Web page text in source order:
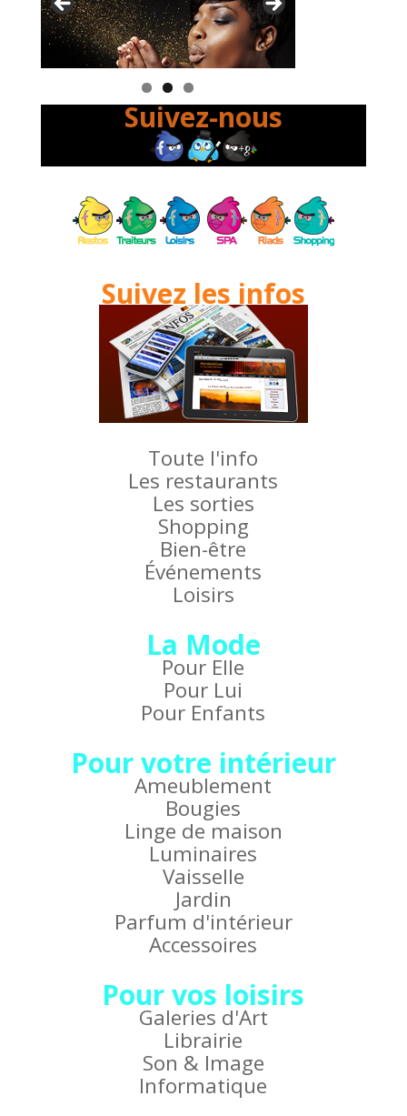
Suivez-nous
Suivez les infos
Toute l'info
Les restaurants
Les sorties
Shopping
Bien-être
Événements
Loisirs
La Mode
Pour Elle
Pour Lui
Pour Enfants
Pour votre intérieur
Ameublement
Bougies
Linge de maison
Luminaires
Vaisselle
Jardin
Parfum d'intérieur
Accessoires
Pour vos loisirs
Galeries d'Art
Librairie
Son & Image
Informatique